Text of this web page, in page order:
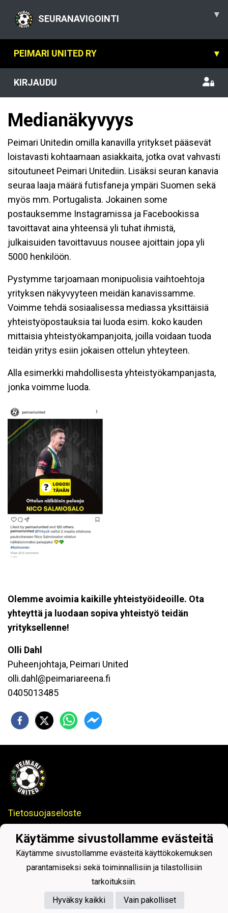
SEURANAVIGOINTI ▾
PEIMARI UNITED RY ▾
KIRJAUDU
Medianäkyvyys
Peimari Unitedin omilla kanavilla yritykset pääsevät
loistavasti kohtaamaan asiakkaita, jotka ovat vahvasti
sitoutuneet Peimari Unitediin. Lisäksi seuran kanavia
seuraa laaja määrä futisfaneja ympäri Suomen sekä
myös mm. Portugalista. Jokainen some
postauksemme Instagramissa ja Facebookissa
tavoittavat aina yhteensä yli tuhat ihmistä,
julkaisuiden tavoittavuus nousee ajoittain jopa yli
5000 henkilöön.
Pystymme tarjoamaan monipuolisia vaihtoehtoja
yrityksen näkyvyyteen meidän kanavissamme.
Voimme tehdä sosiaalisessa mediassa yksittäisiä
yhteistyöpostauksia tai luoda esim. koko kauden
mittaisia yhteistyökampanjoita, joilla voidaan tuoda
teidän yritys esiin jokaisen ottelun yhteyteen.
Alla esimerkki mahdollisesta yhteistyökampanjasta,
jonka voimme luoda.
Olemme avoimia kaikille yhteistyöideoille. Ota
yhteyttä ja luodaan sopiva yhteistyö teidän
yrityksellenne!
Olli Dahl
Puheenjohtaja, Peimari United
olli.dahl@peimariareena.fi
0405013485
Tietosuojaseloste
Peimari United– Paimion ja Sauvon alueella toimiva
jalkapallon erikoisseura.
Powered by
Käytämme sivustollamme evästeitä
Käytämme sivustollamme evästeitä käyttökokemuksen
parantamiseksi sekä toiminnallisiin ja tilastollisiin
tarkoituksiin.
Hyväksy kaikki
Vain pakolliset